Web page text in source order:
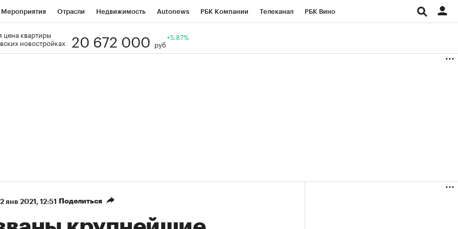
Мероприятия Отрасли Недвижимость Autonews РБК Компании Телеканал РБК Вино
Визионеры
цена квартиры
новостройках
20 672 000 руб
+5.87%
янв 2021, 12:51 Поделиться